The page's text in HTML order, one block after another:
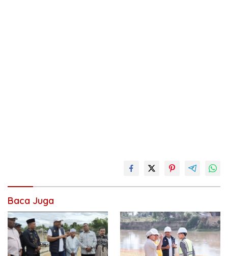
Baca Juga